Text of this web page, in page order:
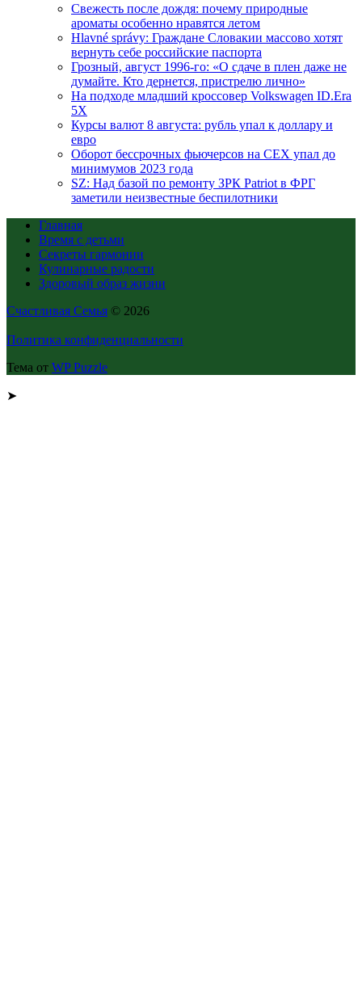
Свежесть после дождя: почему природные
ароматы особенно нравятся летом
Hlavné správy: Граждане Словакии массово хотят
вернуть себе российские паспорта
Грозный, август 1996-го: «О сдаче в плен даже не
думайте. Кто дернется, пристрелю лично»
На подходе младший кроссовер Volkswagen ID.Era
5X
Курсы валют 8 августа: рубль упал к доллару и
евро
Оборот бессрочных фьючерсов на CEX упал до
минимумов 2023 года
SZ: Над базой по ремонту ЗРК Patriot в ФРГ
заметили неизвестные беспилотники
Главная
Время с детьми
Секреты гармонии
Кулинарные радости
Здоровый образ жизни
Счастливая Семья © 2026
Политика конфиденциальности
Тема от WP Puzzle
➤